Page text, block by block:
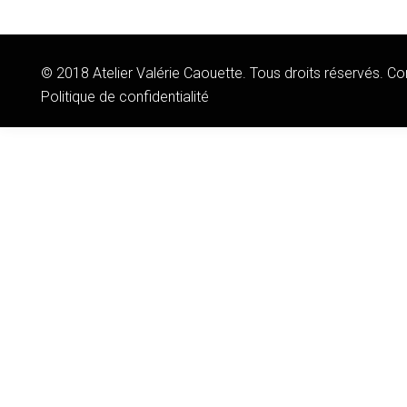
© 2018 Atelier Valérie Caouette. Tous droits réservés.
Politique de confidentialité